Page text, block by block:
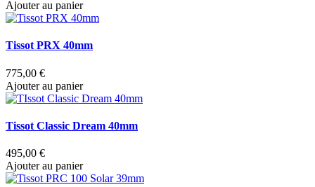
Ajouter au panier
Tissot PRX 40mm
775,00 €
Ajouter au panier
Tissot Classic Dream 40mm
495,00 €
Ajouter au panier